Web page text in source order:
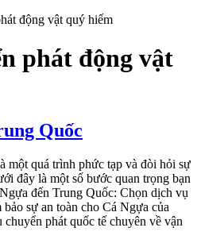
động vật quý hiếm
phát động vật
Quốc
một quá trình phức tạp và đòi hỏi sự
đây là một số bước quan trọng bạn
đến Trung Quốc: Chọn dịch vụ
sự an toàn cho Cá Ngựa của
phát quốc tế chuyên về vận